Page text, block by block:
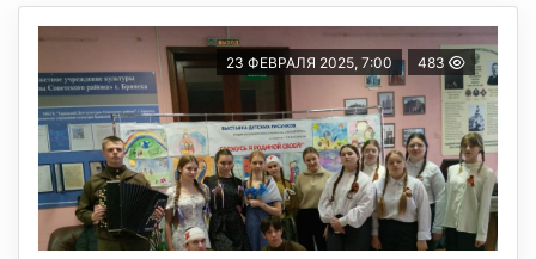
23 ФЕВРАЛЯ 2025, 7:00 483